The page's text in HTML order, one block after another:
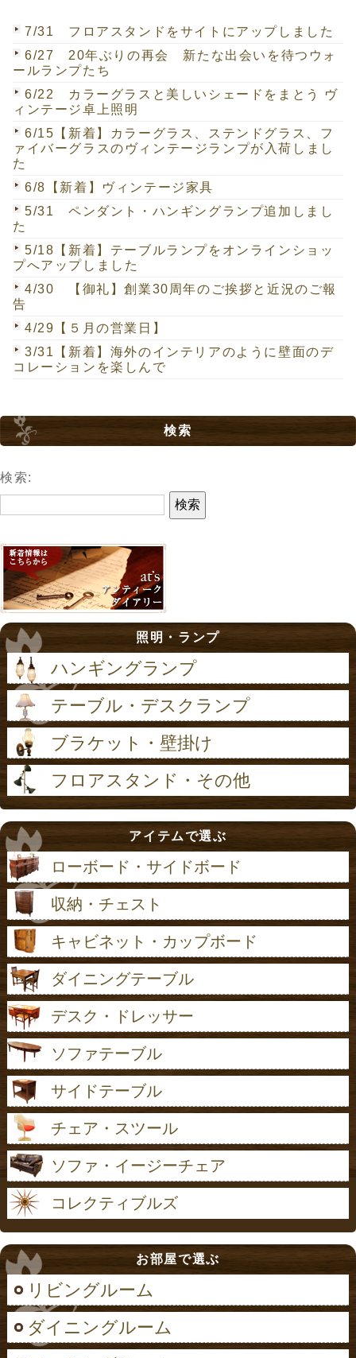
7/31 フロアスタンドをサイトにアップしました
6/27 20年ぶりの再会 新たな出会いを待つウォ
ールランプたち
6/22 カラーグラスと美しいシェードをまとう ヴ
ィンテージ卓上照明
6/15【新着】カラーグラス、ステンドグラス、フ
ァイバーグラスのヴィンテージランプが入荷しまし
た
6/8【新着】ヴィンテージ家具
5/31 ペンダント・ハンギングランプ追加しまし
た
5/18【新着】テーブルランプをオンラインショッ
プへアップしました
4/30 【御礼】創業30周年のご挨拶と近況のご報
告
4/29【５月の営業日】
3/31【新着】海外のインテリアのように壁面のデ
コレーションを楽しんで
検索
検索:
照明・ランプ
ハンギングランプ
テーブル・デスクランプ
ブラケット・壁掛け
フロアスタンド・その他
アイテムで選ぶ
ローボード・サイドボード
収納・チェスト
キャビネット・カップボード
ダイニングテーブル
デスク・ドレッサー
ソファテーブル
サイドテーブル
チェア・スツール
ソファ・イージーチェア
コレクティブルズ
お部屋で選ぶ
リビングルーム
ダイニングルーム